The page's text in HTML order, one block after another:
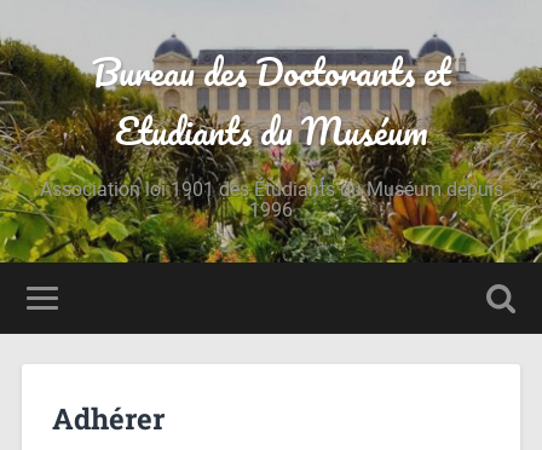
Bureau des Doctorants et
Etudiants du Muséum
Association loi 1901 des Étudiants du Muséum depuis
1996
Adhérer